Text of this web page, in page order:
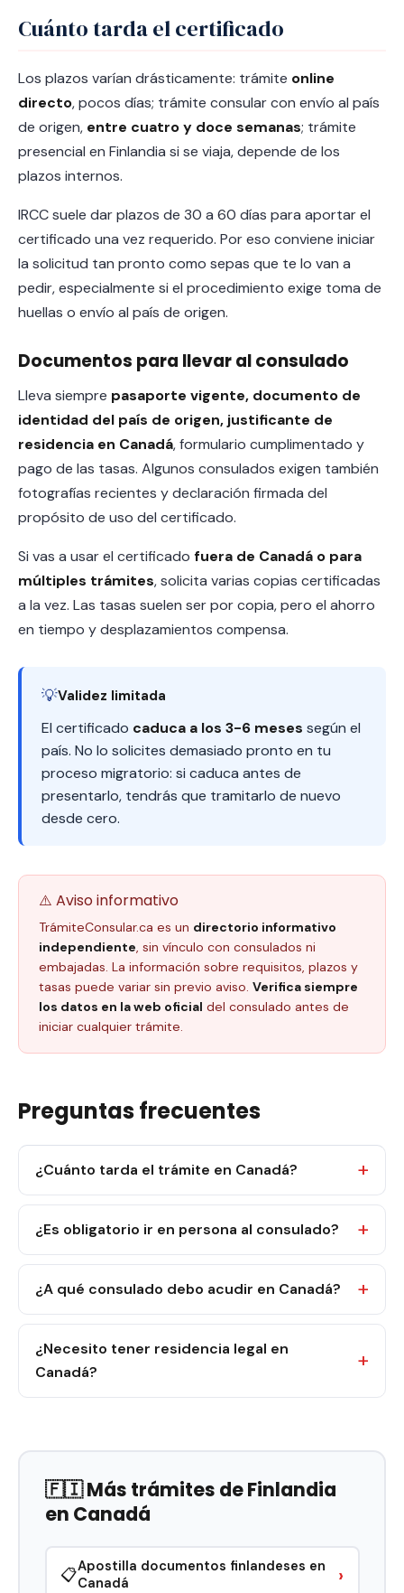
Cuánto tarda el certificado
Los plazos varían drásticamente: trámite online
directo, pocos días; trámite consular con envío al país
de origen, entre cuatro y doce semanas; trámite
presencial en Finlandia si se viaja, depende de los
plazos internos.
IRCC suele dar plazos de 30 a 60 días para aportar el
certificado una vez requerido. Por eso conviene iniciar
la solicitud tan pronto como sepas que te lo van a
pedir, especialmente si el procedimiento exige toma de
huellas o envío al país de origen.
Documentos para llevar al consulado
Lleva siempre pasaporte vigente, documento de
identidad del país de origen, justificante de
residencia en Canadá, formulario cumplimentado y
pago de las tasas. Algunos consulados exigen también
fotografías recientes y declaración firmada del
propósito de uso del certificado.
Si vas a usar el certificado fuera de Canadá o para
múltiples trámites, solicita varias copias certificadas
a la vez. Las tasas suelen ser por copia, pero el ahorro
en tiempo y desplazamientos compensa.
💡Validez limitada
El certificado caduca a los 3-6 meses según el
país. No lo solicites demasiado pronto en tu
proceso migratorio: si caduca antes de
presentarlo, tendrás que tramitarlo de nuevo
desde cero.
⚠️ Aviso informativo
TrámiteConsular.ca es un directorio informativo
independiente, sin vínculo con consulados ni
embajadas. La información sobre requisitos, plazos y
tasas puede variar sin previo aviso. Verifica siempre
los datos en la web oficial del consulado antes de
iniciar cualquier trámite.
Preguntas frecuentes
¿Cuánto tarda el trámite en Canadá?
¿Es obligatorio ir en persona al consulado?
¿A qué consulado debo acudir en Canadá?
¿Necesito tener residencia legal en
Canadá?
🇫🇮 Más trámites de Finlandia
en Canadá
📋Apostilla documentos finlandeses en
Canadá
›